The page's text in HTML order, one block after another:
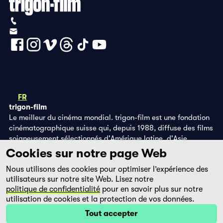
FR
trigon-film
Le meilleur du cinéma mondial. trigon-film est une fondation
cinématographique suisse qui, depuis 1988, diffuse des films
soigneusement sélectionnés d'Amérique latine, d'Asie,
d'Afrique et d'Europe de l'Est, dans les salles de cinéma,
grâce à ses propres éditions DVD et sur la plateforme de
streaming filmingo.
Cookies sur notre page Web
Nous utilisons des cookies pour optimiser l’expérience des
utilisateurs sur notre site Web. Lisez notre
politique de confidentialité pour en savoir plus sur notre
utilisation de cookies et la protection de vos données.
Tout accepter